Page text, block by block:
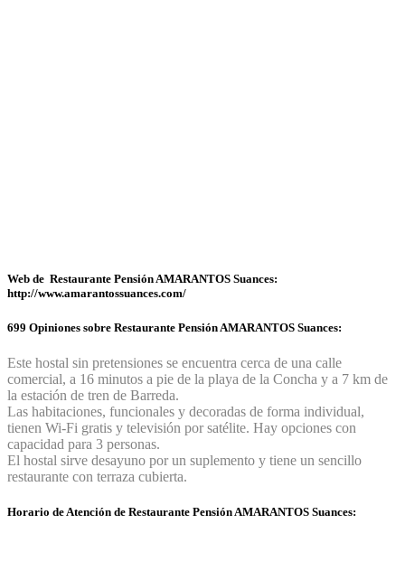
Web de Restaurante Pensión AMARANTOS Suances:
http://www.amarantossuances.com/
699 Opiniones sobre Restaurante Pensión AMARANTOS Suances:
Este hostal sin pretensiones se encuentra cerca de una calle
comercial, a 16 minutos a pie de la playa de la Concha y a 7 km de
la estación de tren de Barreda.
Las habitaciones, funcionales y decoradas de forma individual,
tienen Wi‑Fi gratis y televisión por satélite. Hay opciones con
capacidad para 3 personas.
El hostal sirve desayuno por un suplemento y tiene un sencillo
restaurante con terraza cubierta.
Horario de Atención de Restaurante Pensión AMARANTOS Suances: